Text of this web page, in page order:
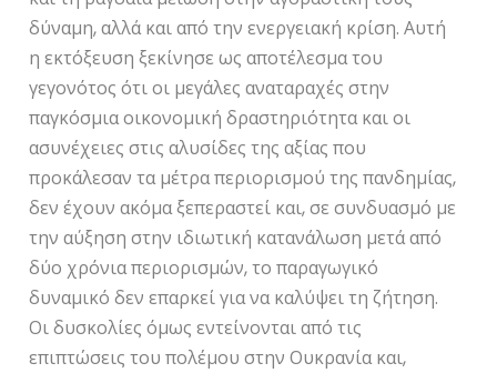
δύναμη, αλλά και από την ενεργειακή κρίση. Αυτή
η εκτόξευση ξεκίνησε ως αποτέλεσμα του
γεγονότος ότι οι μεγάλες αναταραχές στην
παγκόσμια οικονομική δραστηριότητα και οι
ασυνέχειες στις αλυσίδες της αξίας που
προκάλεσαν τα μέτρα περιορισμού της πανδημίας,
δεν έχουν ακόμα ξεπεραστεί και, σε συνδυασμό με
την αύξηση στην ιδιωτική κατανάλωση μετά από
δύο χρόνια περιορισμών, το παραγωγικό
δυναμικό δεν επαρκεί για να καλύψει τη ζήτηση.
Οι δυσκολίες όμως εντείνονται από τις
επιπτώσεις του πολέμου στην Ουκρανία και,